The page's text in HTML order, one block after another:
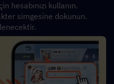
hesabınızı kullanın.
simgesine dokunun.